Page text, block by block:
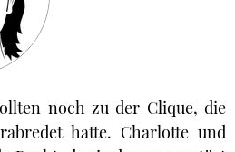
noch zu der Clique, die
hatte. Charlotte und